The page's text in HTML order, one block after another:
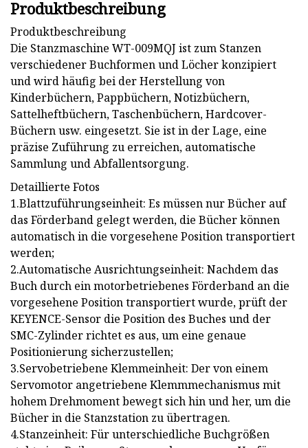
Produktbeschreibung
Produktbeschreibung
Die Stanzmaschine WT-009MQJ ist zum Stanzen
verschiedener Buchformen und Löcher konzipiert
und wird häufig bei der Herstellung von
Kinderbüchern, Pappbüchern, Notizbüchern,
Sattelheftbüchern, Taschenbüchern, Hardcover-
Büchern usw. eingesetzt. Sie ist in der Lage, eine
präzise Zuführung zu erreichen, automatische
Sammlung und Abfallentsorgung.
Detaillierte Fotos
1.Blattzuführungseinheit: Es müssen nur Bücher auf
das Förderband gelegt werden, die Bücher können
automatisch in die vorgesehene Position transportiert
werden;
2.Automatische Ausrichtungseinheit: Nachdem das
Buch durch ein motorbetriebenes Förderband an die
vorgesehene Position transportiert wurde, prüft der
KEYENCE-Sensor die Position des Buches und der
SMC-Zylinder richtet es aus, um eine genaue
Positionierung sicherzustellen;
3.Servobetriebene Klemmeinheit: Der von einem
Servomotor angetriebene Klemmmechanismus mit
hohem Drehmoment bewegt sich hin und her, um die
Bücher in die Stanzstation zu übertragen.
4.Stanzeinheit: Für unterschiedliche Buchgrößen